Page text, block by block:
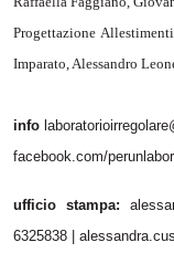
Progettazione
Imparato, Alessandro
info
facebook.com/
ufficio stampa:
6325838 |